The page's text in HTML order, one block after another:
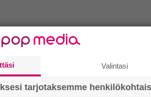
Valintasi
tarjotaksemme